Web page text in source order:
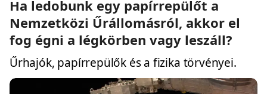
Ha ledobunk egy papírrepülőt a
Nemzetközi Űrállomásról, akkor el
fog égni a légkörben vagy leszáll?
Űrhajók, papírrepülők és a fizika törvényei.